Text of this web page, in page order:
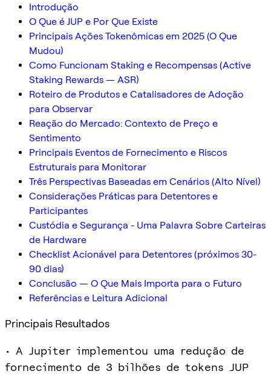
Introdução
O Que é JUP e Por Que Existe
Principais Ações Tokenômicas em 2025 (O Que
Mudou)
Como Funcionam Staking e Recompensas (Active
Staking Rewards — ASR)
Roteiro de Produtos e Catalisadores de Adoção
para Observar
Reação do Mercado: Contexto de Preço e
Sentimento
Principais Eventos de Fornecimento e Riscos
Estruturais para Monitorar
Três Perspectivas Baseadas em Cenários (Alto Nível)
Considerações Práticas para Detentores e
Participantes
Custódia e Segurança - Uma Palavra Sobre Carteiras
de Hardware
Checklist Acionável para Detentores (próximos 30-
90 dias)
Conclusão — O Que Mais Importa para o Futuro
Referências e Leitura Adicional
Principais Resultados
• A Jupiter implementou uma redução de
fornecimento de 3 bilhões de tokens JUP